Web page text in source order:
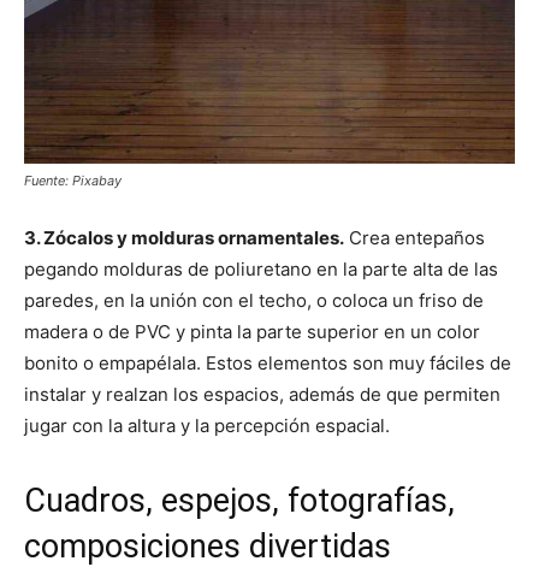
Fuente: Pixabay
3. Zócalos y molduras ornamentales. Crea entepaños
pegando molduras de poliuretano en la parte alta de las
paredes, en la unión con el techo, o coloca un friso de
madera o de PVC y pinta la parte superior en un color
bonito o empapélala. Estos elementos son muy fáciles de
instalar y realzan los espacios, además de que permiten
jugar con la altura y la percepción espacial.
Cuadros, espejos, fotografías,
composiciones divertidas